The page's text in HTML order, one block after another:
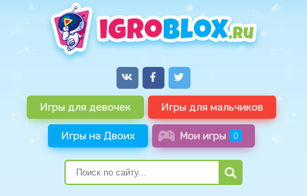
Игры для девочек Игры для мальчиков
Игры на Двоих Мои игры 0